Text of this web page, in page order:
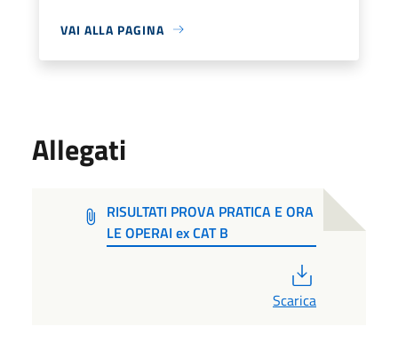
VAI ALLA PAGINA
Allegati
RISULTATI PROVA PRATICA E ORA
LE OPERAI ex CAT B
Scarica